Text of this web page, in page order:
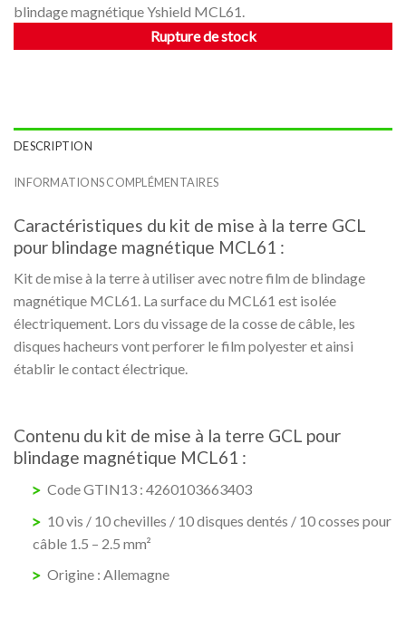
blindage magnétique Yshield MCL61.
Rupture de stock
DESCRIPTION
INFORMATIONS COMPLÉMENTAIRES
Caractéristiques du kit de mise à la terre GCL
pour blindage magnétique MCL61 :
Kit de mise à la terre à utiliser avec notre film de blindage
magnétique MCL61. La surface du MCL61 est isolée
électriquement. Lors du vissage de la cosse de câble, les
disques hacheurs vont perforer le film polyester et ainsi
établir le contact électrique.
Contenu du kit de mise à la terre GCL pour
blindage magnétique MCL61 :
Code GTIN13 : 4260103663403
10 vis / 10 chevilles / 10 disques dentés / 10 cosses pour
câble 1.5 – 2.5 mm²
Origine : Allemagne